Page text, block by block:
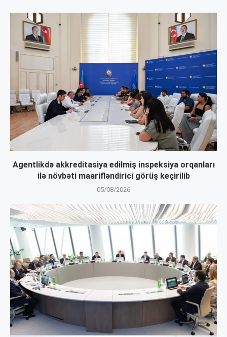
Agentlikdə akkreditasiya edilmiş inspeksiya orqanları
ilə növbəti maarifləndirici görüş keçirilib
05/08/2026